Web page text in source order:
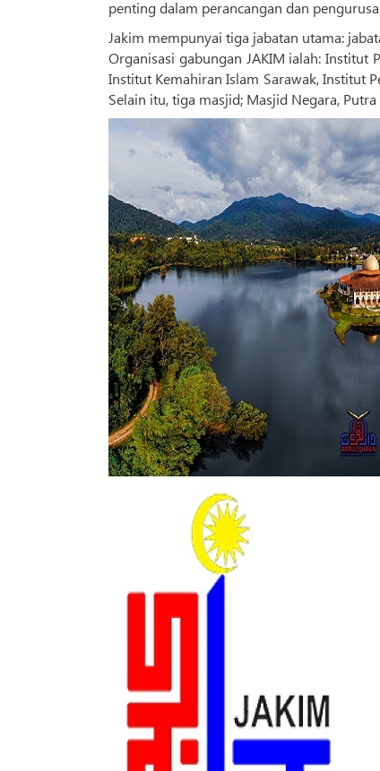
penting dalam perancangan dan
Jakim mempunyai tiga jabatan utama:
Organisasi gabungan JAKIM ialah: Institut
Institut Kemahiran Islam Sarawak, Institut
Selain itu, tiga masjid; Masjid Negara,